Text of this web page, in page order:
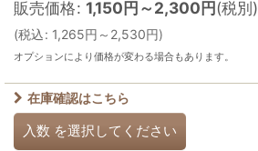
販売価格: 1,150円～2,300円(税別)
(税込: 1,265円 ～2,530円)
オプションにより価格が変わる場合もあります。
在庫確認はこちら
入数 を選択してください